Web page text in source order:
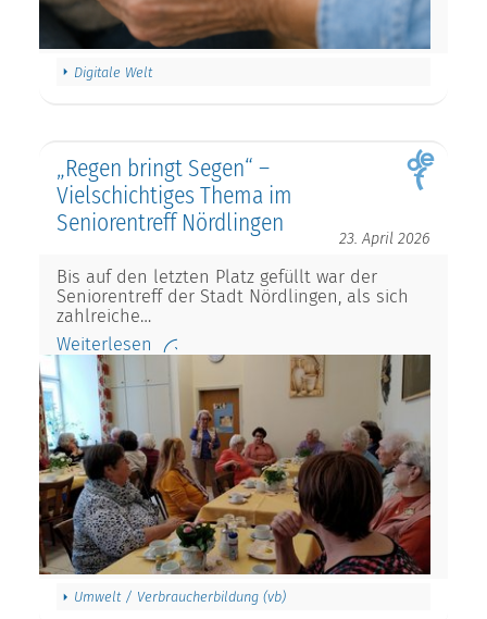
Digitale Welt
„Regen bringt Segen“ –
Vielschichtiges Thema im
Seniorentreff Nördlingen
23. April 2026
Bis auf den letzten Platz gefüllt war der
Seniorentreff der Stadt Nördlingen, als sich
zahlreiche…
Weiterlesen
Umwelt / Verbraucherbildung (vb)